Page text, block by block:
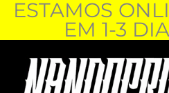
SkipESTAMOS
EM 1-3